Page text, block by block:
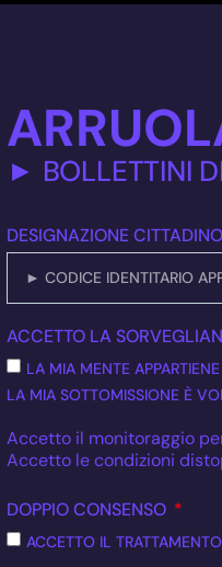
► BOLLETTINI
DESIGNAZIONE
ACCETTO LA
LA MIA MENTE
LA MIA SOTTOMISSIONE È
Accetto il monitoraggio
Accetto le condizioni
DOPPIO CONSENSO
ACCETTO IL